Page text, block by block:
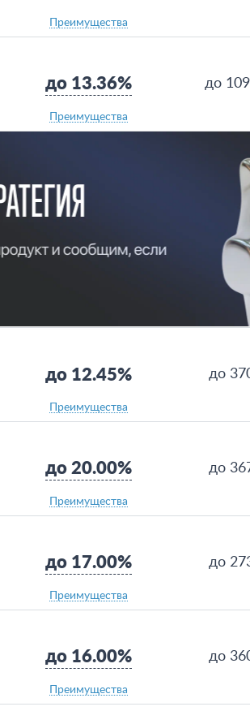
Преимущества
до 13.36%
Преимущества
до
до 12.45%
Преимущества
до
до 20.00%
Преимущества
до
до 17.00%
Преимущества
до
до 16.00%
Преимущества
до